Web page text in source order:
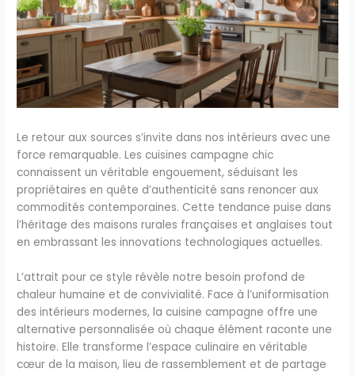
Le retour aux sources s’invite dans nos intérieurs avec une
force remarquable. Les cuisines campagne chic
connaissent un véritable engouement, séduisant les
propriétaires en quête d’authenticité sans renoncer aux
commodités contemporaines. Cette tendance puise dans
l’héritage des maisons rurales françaises et anglaises tout
en embrassant les innovations technologiques actuelles.
L’attrait pour ce style révèle notre besoin profond de
chaleur humaine et de convivialité. Face à l’uniformisation
des intérieurs modernes, la cuisine campagne offre une
alternative personnalisée où chaque élément raconte une
histoire. Elle transforme l’espace culinaire en véritable
cœur de la maison, lieu de rassemblement et de partage